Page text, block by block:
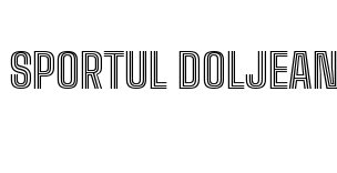
SPORTUL DOLJEAN